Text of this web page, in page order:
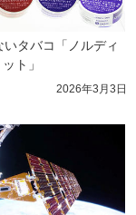
タバコ「ノルディ
ト」
2026年3月3日